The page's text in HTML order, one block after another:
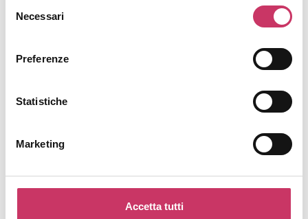
delNecessari
Preferenze
Statistiche
Marketing
Accetta tutti
Nuove assunzioni incentivate:
vacancy sul SIISL
venerdì, 24 Luglio 2026